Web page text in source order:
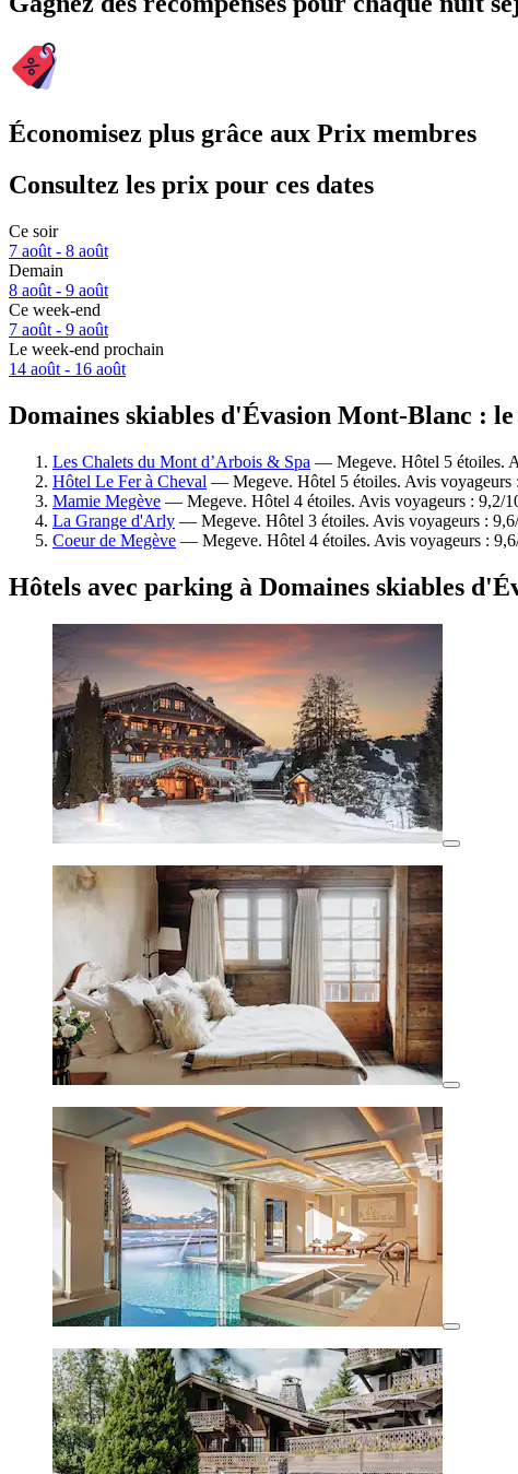
Économisez plus grâce aux Prix membres
Consultez les prix pour ces dates
Ce soir
7 août - 8 août
Demain
8 août - 9 août
Ce week-end
7 août - 9 août
Le week-end prochain
14 août - 16 août
Domaines skiables d'Évasion Mont-Blanc :
Les Chalets du Mont d’Arbois & Spa — Megeve. Hôtel 5 étoiles.
Hôtel Le Fer à Cheval — Megeve. Hôtel 5 étoiles. Avis
Mamie Megève — Megeve. Hôtel 4 étoiles. Avis voyageurs : 9,2/
La Grange d'Arly — Megeve. Hôtel 3 étoiles. Avis voyageurs :
Coeur de Megève — Megeve. Hôtel 4 étoiles. Avis voyageurs :
Hôtels avec parking à Domaines skiables